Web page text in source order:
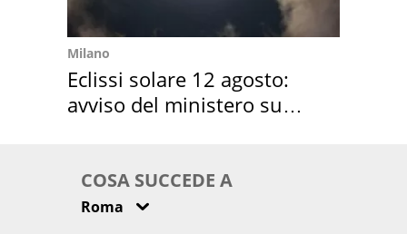
Milano
Eclissi solare 12 agosto:
avviso del ministero su